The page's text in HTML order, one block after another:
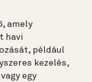
amely
havi
például
kezelés,
egy